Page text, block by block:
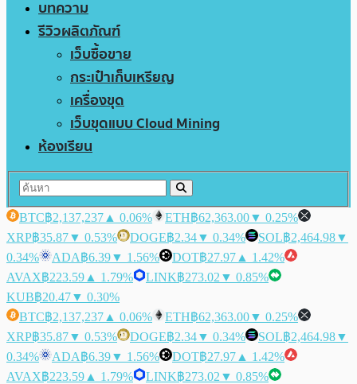
บทความ
รีวิวผลิตภัณฑ์
เว็บซื้อขาย
กระเป๋าเก็บเหรียญ
เครื่องขุด
เว็บขุดแบบ Cloud Mining
ห้องเรียน
BTC฿2,137,237 ▲ 0.06% ETH฿62,363.00▼ 0.25%
XRP฿35.87▼ 0.53% DOGE฿2.34▼ 0.34% SOL฿2,464.98▼
0.34%
ADA฿6.39▼ 1.56% DOT฿27.97 ▲ 1.42%
AVAX฿223.59 ▲ 1.79% LINK฿273.02 ▼ 0.85%
KUB฿20.47▼ 0.30%
BTC฿2,137,237 ▲ 0.06% ETH฿62,363.00▼ 0.25%
XRP฿35.87▼ 0.53% DOGE฿2.34▼ 0.34% SOL฿2,464.98▼
0.34%
ADA฿6.39▼ 1.56% DOT฿27.97 ▲ 1.42%
AVAX฿223.59 ▲ 1.79% LINK฿273.02 ▼ 0.85%